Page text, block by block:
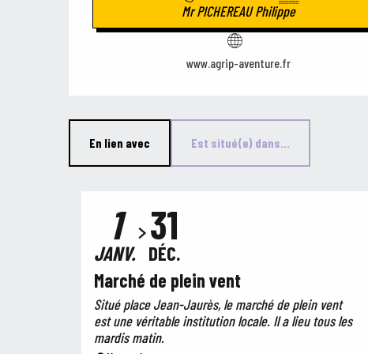
Mr PICHEREAU Philippe
www.agrip-aventure.fr
En lien avec Est situé(e) dans...
1
JANV.
31
DÉC.
Marché de plein vent
Situé place Jean-Jaurès, le marché de plein vent
est une véritable institution locale. Il a lieu tous les
mardis matin.